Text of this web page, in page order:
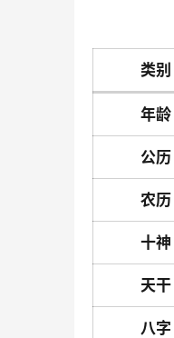
类别
年龄
公历
农历
十神
天干
八字